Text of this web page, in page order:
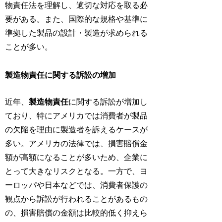
物責任法を理解し、適切な対応を取る必
要がある。また、国際的な規格や基準に
準拠した製品の設計・製造が求められる
ことが多い。
製造物責任に関する訴訟の増加
近年、製造物責任に関する訴訟が増加し
ており、特にアメリカでは消費者が製品
の欠陥を理由に製造者を訴えるケースが
多い。アメリカの法律では、損害賠償金
額が高額になることが多いため、企業に
とって大きなリスクとなる。一方で、ヨ
ーロッパや日本などでは、消費者保護の
観点から訴訟が行われることがあるもの
の、損害賠償の金額は比較的低く抑えら